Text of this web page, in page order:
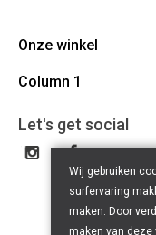
Onze winkel
Mallebergplaats 13 -
050/33 25 75
BE 0648.822.409
Column 1
Cadeaubon
Let's get social
Wij gebruiken
surfervaring
maken. Door
maken van deze